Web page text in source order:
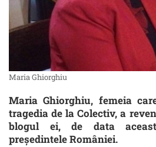
Maria Ghiorghiu
Maria Ghiorghiu, femeia
tragedia de la Colectiv, a
blogul ei, de data
președintele României.